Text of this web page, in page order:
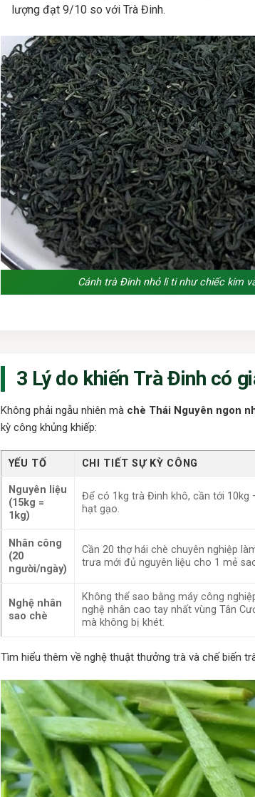
lượng đạt 9/10 so với Trà Đinh.
Cánh trà Đinh nhỏ li ti như chiếc kim
3 Lý do khiến Trà Đinh có
Không phải ngẫu nhiên mà chè Thái Nguyên ngon
kỳ công khủng khiếp:
YẾU TỐ CHI TIẾT SỰ KỲ CÔNG
Nguyên liệu
(15kg =
1kg)
Để có 1kg trà Đinh khô, cần tới 10kg
hạt gạo.
Nhân công
(20
người/ngày)
Cần 20 thợ hái chè chuyên nghiệp
trưa mới đủ nguyên liệu cho 1 mẻ
Nghệ nhân
sao chè
Không thể sao bằng máy công
nghệ nhân cao tay nhất vùng Tân
mà không bị khét.
Tìm hiểu thêm về nghệ thuật thưởng trà và chế biến